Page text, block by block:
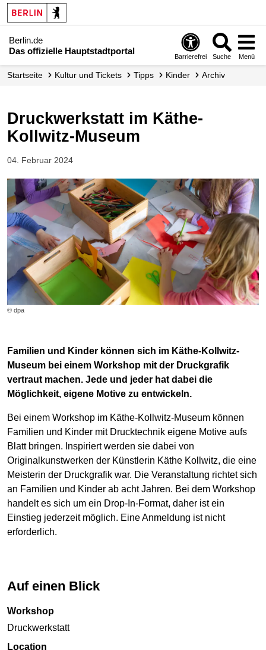
Berlin.de
Das offizielle Hauptstadtportal
Barrierefrei Suche Menü
Startseite Kultur und Tickets Tipps Kinder Archiv
Druckwerkstatt im Käthe-
Kollwitz-Museum
04. Februar 2024
© dpa
Familien und Kinder können sich im Käthe-Kollwitz-
Museum bei einem Workshop mit der Druckgrafik
vertraut machen. Jede und jeder hat dabei die
Möglichkeit, eigene Motive zu entwickeln.
Bei einem Workshop im Käthe-Kollwitz-Museum können
Familien und Kinder mit Drucktechnik eigene Motive aufs
Blatt bringen. Inspiriert werden sie dabei von
Originalkunstwerken der Künstlerin Käthe Kollwitz, die eine
Meisterin der Druckgrafik war. Die Veranstaltung richtet sich
an Familien und Kinder ab acht Jahren. Bei dem Workshop
handelt es sich um ein Drop-In-Format, daher ist ein
Einstieg jederzeit möglich. Eine Anmeldung ist nicht
erforderlich.
Auf einen Blick
Workshop
Druckwerkstatt
Location